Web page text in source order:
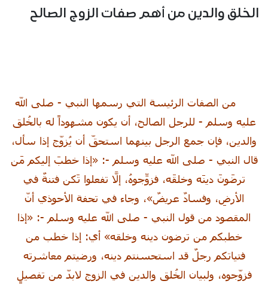
الخلق والدين من أهم صفات الزوج الصالح
من الصفات الرئيسة التي رسمها النبي - صلى الله
عليه وسلم - للرجل الصالح، أن يكون مشهوداً له بالخُلق
والدين، فإن جمع الرجل بينهما استحقّ أن يُزوّج إذا سأل،
قال النبي - صلى الله عليه وسلم -: «إذا خطبَ إليكم مَن
ترضَونَ دينَه وخلقَه، فزوِّجوهُ، إلَّا تفعلوا تَكن فتنةٌ في
الأرضِ، وفسادٌ عريضٌ»، وجاء في تحفة الأحوذي أنّ
المقصود من قول النبي - صلى الله عليه وسلم -: «إذا
خطبكم من ترضون دينه وخلقه» أي: إذا خطب من
فتياتكم رجلٌ قد استحسنتم دينه، ورضيتم معاشرته
فزوّجوه، ولبيان الخُلق والدين في الزوج لابدّ من تفصيلٍ